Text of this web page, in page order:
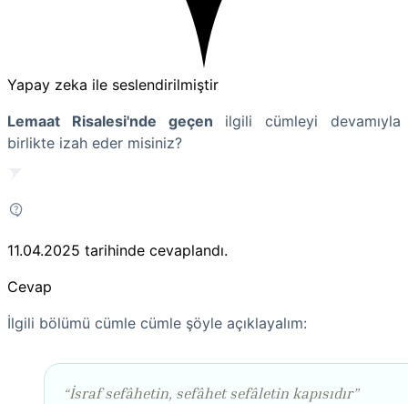
Yapay zeka ile seslendirilmiştir
Lemaat Risalesi'nde geçen ilgili cümleyi devamıyla
birlikte izah eder misiniz?
11.04.2025 tarihinde cevaplandı.
Cevap
İlgili bölümü cümle cümle şöyle açıklayalım:
“İsraf sefâhetin, sefâhet sefâletin kapısıdır”